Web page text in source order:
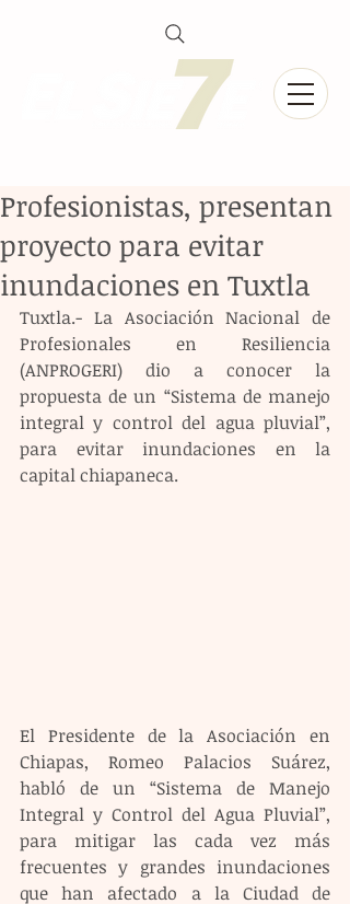
Profesionistas, presentan
proyecto para evitar
inundaciones en Tuxtla
Tuxtla.- La Asociación Nacional de
Profesionales en Resiliencia
(ANPROGERI) dio a conocer la
propuesta de un “Sistema de manejo
integral y control del agua pluvial”,
para evitar inundaciones en la
capital chiapaneca.
El Presidente de la Asociación en
Chiapas, Romeo Palacios Suárez,
habló de un “Sistema de Manejo
Integral y Control del Agua Pluvial”,
para mitigar las cada vez más
frecuentes y grandes inundaciones
que han afectado a la Ciudad de